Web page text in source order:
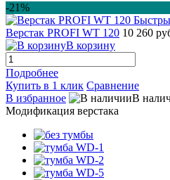
-21%
Верстак PROFI WT 120 10 260
В корзину
Подробнее
Купить в 1 клик Сравнение
В избранное
В
Модификация верстака